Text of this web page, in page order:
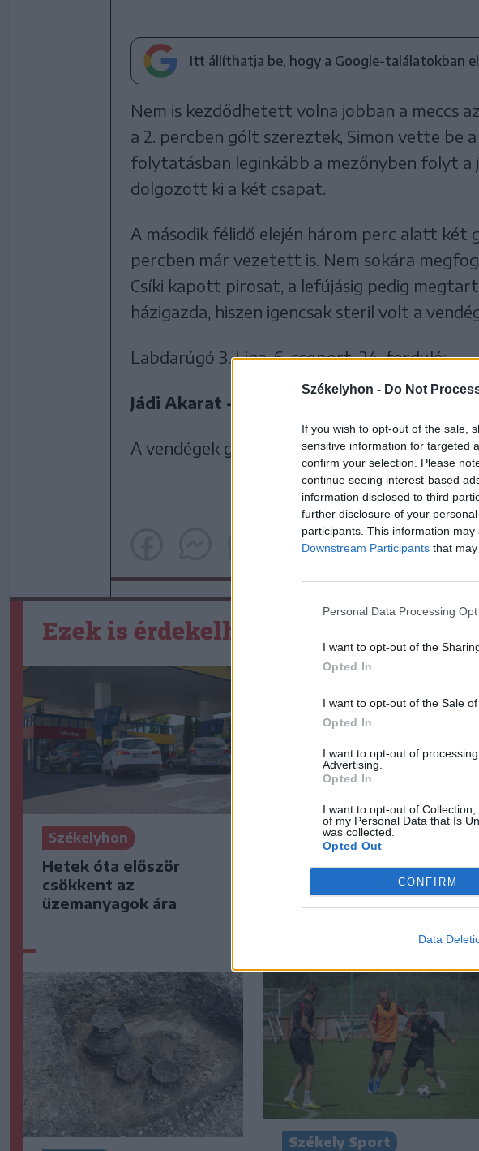
Székelyhon - Do Not
If you wish to opt-out of the sale,
sensitive information for targeted
confirm your selection. Please
continue seeing interest-based
information disclosed to third
further disclosure of your
participants. This information
Downstream Participants that
Personal Data Processing
I want to opt-out of the
Opted In
I want to opt-out of the Sale
Opted In
I want to opt-out of
Advertising.
Opted In
I want to opt-out of
of my Personal Data that Is
was collected.
Opted Out
CONFIRM
Data
Itt állíthatja be, hogy a Google-találatokban
Nem is kezdődhetett volna jobban a meccs
a 2. percben gólt szereztek, Simon vette be
folytatásban leginkább a mezőnyben folyt a
dolgozott ki a két csapat.
A második félidő elején három perc alatt két
percben már vezetett is. Nem sokára
Csíki kapott pirosat, a lefújásig pedig
házigazda, hiszen igencsak steril volt a
Labdarúgó 3. Liga, 6. csoport, 24. forduló:
Jádi Akarat - FC Székelyudvarhely 2-1 (0-1)
A vendégek gólszerzője: Simon Arnold (2.)
Ezek is érdekelhetik
Székelyhon
Hetek óta először
csökkent az
üzemanyagok ára
Székelyhon
Elsőfokú árvízvédelmi
készültség több
Székely Sport